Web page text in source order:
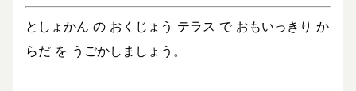
としょかん の おくじょう テラス で おもいっきり か
らだ を うごかしましょう。